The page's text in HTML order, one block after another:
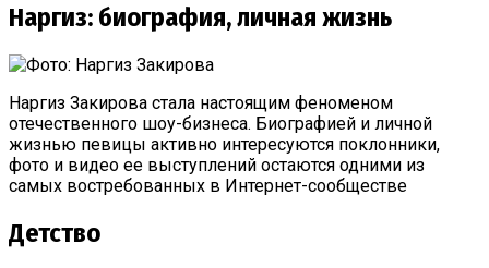
Наргиз: биография, личная жизнь
Наргиз Закирова стала настоящим феноменом
отечественного шоу-бизнеса. Биографией и личной
жизнью певицы активно интересуются поклонники,
фото и видео ее выступлений остаются одними из
самых востребованных в Интернет-сообществе
Детство